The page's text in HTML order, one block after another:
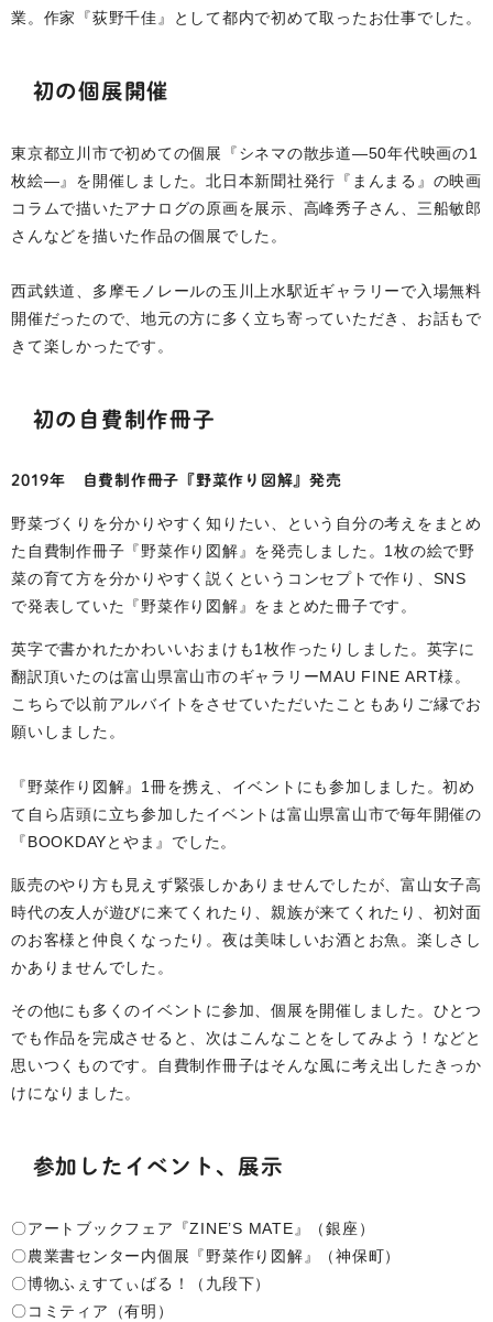
業。作家『荻野千佳』として都内で初めて取ったお仕事でした。
初の個展開催
東京都立川市で初めての個展『シネマの散歩道―50年代映画の1
枚絵―』を開催しました。北日本新聞社発行『まんまる』の映画
コラムで描いたアナログの原画を展示、高峰秀子さん、三船敏郎
さんなどを描いた作品の個展でした。
西武鉄道、多摩モノレールの玉川上水駅近ギャラリーで入場無料
開催だったので、地元の方に多く立ち寄っていただき、お話もで
きて楽しかったです。
初の自費制作冊子
2019年 自費制作冊子『野菜作り図解』発売
野菜づくりを分かりやすく知りたい、という自分の考えをまとめ
た自費制作冊子『野菜作り図解』を発売しました。1枚の絵で野
菜の育て方を分かりやすく説くというコンセプトで作り、SNS
で発表していた『野菜作り図解』をまとめた冊子です。
英字で書かれたかわいいおまけも1枚作ったりしました。英字に
翻訳頂いたのは富山県富山市のギャラリーMAU FINE ART様。
こちらで以前アルバイトをさせていただいたこともありご縁でお
願いしました。
『野菜作り図解』1冊を携え、イベントにも参加しました。初め
て自ら店頭に立ち参加したイベントは富山県富山市で毎年開催の
『BOOKDAYとやま』でした。
販売のやり方も見えず緊張しかありませんでしたが、富山女子高
時代の友人が遊びに来てくれたり、親族が来てくれたり、初対面
のお客様と仲良くなったり。夜は美味しいお酒とお魚。楽しさし
かありませんでした。
その他にも多くのイベントに参加、個展を開催しました。ひとつ
でも作品を完成させると、次はこんなことをしてみよう！などと
思いつくものです。自費制作冊子はそんな風に考え出したきっか
けになりました。
参加したイベント、展示
〇アートブックフェア『ZINE’S MATE』（銀座）
〇農業書センター内個展『野菜作り図解』（神保町）
〇博物ふぇすてぃばる！（九段下）
〇コミティア（有明）